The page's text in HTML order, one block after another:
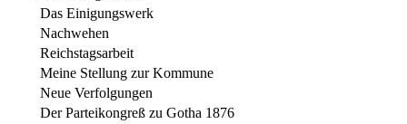
Das Einigungswerk
Nachwehen
Reichstagsarbeit
Meine Stellung zur Kommune
Neue Verfolgungen
Der Parteikongreß zu Gotha 1876